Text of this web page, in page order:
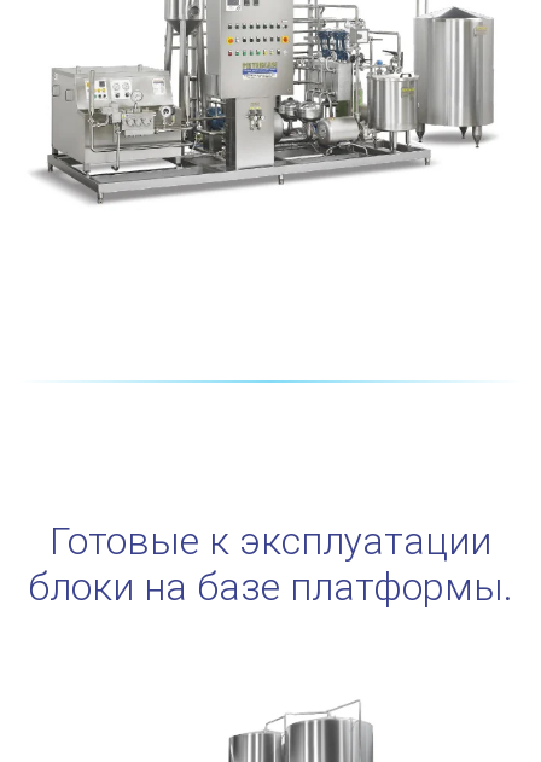
Готовые к эксплуатации
блоки на базе платформы.